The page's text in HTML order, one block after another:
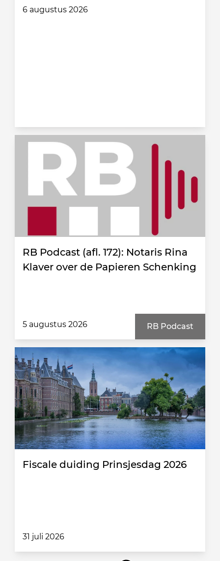
6 augustus 2026
RB Podcast (afl. 172): Notaris Rina
Klaver over de Papieren Schenking
5 augustus 2026 RB Podcast
Fiscale duiding Prinsjesdag 2026
31 juli 2026